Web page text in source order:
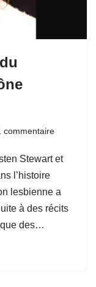
commentaire
Stewart et
l’histoire
lesbienne a
à des récits
que des…